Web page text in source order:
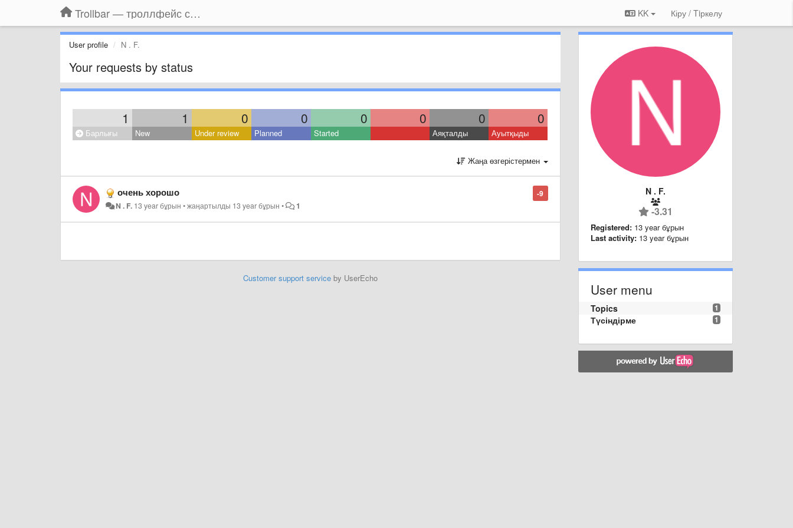
Trollbar — троллфейс смайлы для Контакта, Фейсбука, Одноклассников KK Кіру / Tiркелу
User profile N . F.
Your requests by status
1 1 0 0 0 0 0 0
Барлығы New Under review Planned Started Аяқталды Ауытқыды
Жаңа өзгерістермен
-9
очень хорошо
N . F. 13 year бұрын •жаңартылды 13 year бұрын • 1
Customer support serviceby UserEcho
N . F.
-3.31
Registered: 13 year бұрын
Last activity: 13 year бұрын
User menu
1
Topics
1
Түсіндірме